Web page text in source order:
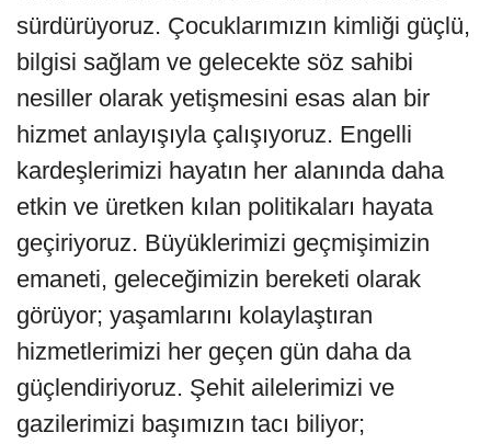
sürdürüyoruz. Çocuklarımızın kimliği güçlü,
bilgisi sağlam ve gelecekte söz sahibi
nesiller olarak yetişmesini esas alan bir
hizmet anlayışıyla çalışıyoruz. Engelli
kardeşlerimizi hayatın her alanında daha
etkin ve üretken kılan politikaları hayata
geçiriyoruz. Büyüklerimizi geçmişimizin
emaneti, geleceğimizin bereketi olarak
görüyor; yaşamlarını kolaylaştıran
hizmetlerimizi her geçen gün daha da
güçlendiriyoruz. Şehit ailelerimizi ve
gazilerimizi başımızın tacı biliyor;